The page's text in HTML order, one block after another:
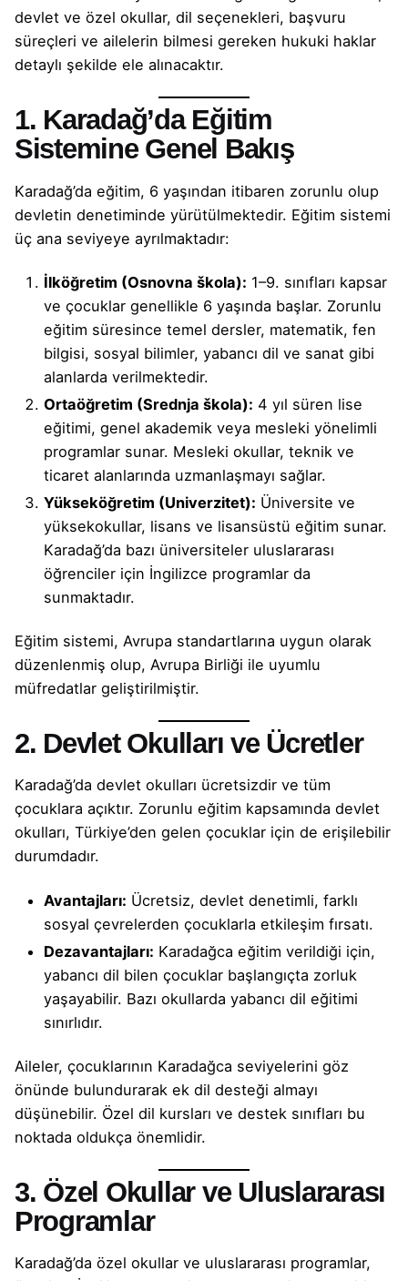
devlet ve özel okullar, dil seçenekleri, başvuru
süreçleri ve ailelerin bilmesi gereken hukuki haklar
detaylı şekilde ele alınacaktır.
1. Karadağ’da Eğitim
Sistemine Genel Bakış
Karadağ’da eğitim, 6 yaşından itibaren zorunlu olup
devletin denetiminde yürütülmektedir. Eğitim sistemi
üç ana seviyeye ayrılmaktadır:
İlköğretim (Osnovna škola): 1–9. sınıfları kapsar
ve çocuklar genellikle 6 yaşında başlar. Zorunlu
eğitim süresince temel dersler, matematik, fen
bilgisi, sosyal bilimler, yabancı dil ve sanat gibi
alanlarda verilmektedir.
Ortaöğretim (Srednja škola): 4 yıl süren lise
eğitimi, genel akademik veya mesleki yönelimli
programlar sunar. Mesleki okullar, teknik ve
ticaret alanlarında uzmanlaşmayı sağlar.
Yükseköğretim (Univerzitet): Üniversite ve
yüksekokullar, lisans ve lisansüstü eğitim sunar.
Karadağ’da bazı üniversiteler uluslararası
öğrenciler için İngilizce programlar da
sunmaktadır.
Eğitim sistemi, Avrupa standartlarına uygun olarak
düzenlenmiş olup, Avrupa Birliği ile uyumlu
müfredatlar geliştirilmiştir.
2. Devlet Okulları ve Ücretler
Karadağ’da devlet okulları ücretsizdir ve tüm
çocuklara açıktır. Zorunlu eğitim kapsamında devlet
okulları, Türkiye’den gelen çocuklar için de erişilebilir
durumdadır.
Avantajları: Ücretsiz, devlet denetimli, farklı
sosyal çevrelerden çocuklarla etkileşim fırsatı.
Dezavantajları: Karadağca eğitim verildiği için,
yabancı dil bilen çocuklar başlangıçta zorluk
yaşayabilir. Bazı okullarda yabancı dil eğitimi
sınırlıdır.
Aileler, çocuklarının Karadağca seviyelerini göz
önünde bulundurarak ek dil desteği almayı
düşünebilir. Özel dil kursları ve destek sınıfları bu
noktada oldukça önemlidir.
3. Özel Okullar ve Uluslararası
Programlar
Karadağ’da özel okullar ve uluslararası programlar,